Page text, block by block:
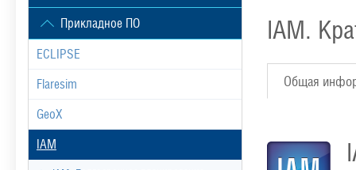
Прикладное ПО
ECLIPSE
Flaresim
GeoX
IAM
IAM.
Общая